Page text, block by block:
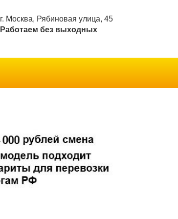
г. Москва, Рябиновая улица, 45
Работаем без выходных